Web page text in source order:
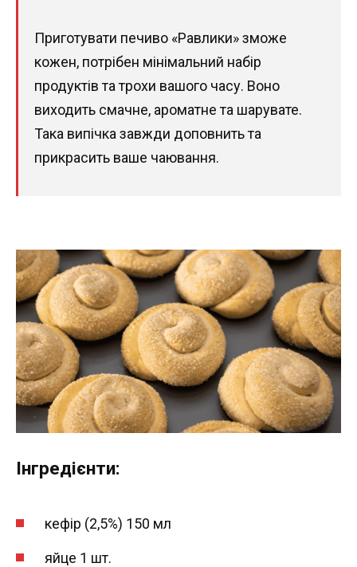
Приготувати печиво «Равлики» зможе
кожен, потрібен мінімальний набір
продуктів та трохи вашого часу. Воно
виходить смачне, ароматне та шарувате.
Така випічка завжди доповнить та
прикрасить ваше чаювання.
Інгредієнти:
кефір (2,5%) 150 мл
яйце 1 шт.